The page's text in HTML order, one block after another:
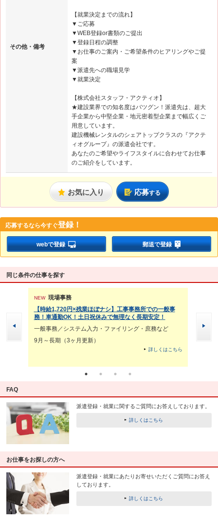
その他・備考
【就業決定までの流れ】
▼ご応募
▼WEB登録or書類のご提出
▼登録日程の調整
▼お仕事のご案内・ご希望条件のヒアリングやご提
案
▼派遣先への職場見学
▼就業決定
【株式会社スタッフ・アクティオ】
★建設業界での知名度はバツグン！派遣先は、超大
手企業から中堅企業・地元密着型企業まで幅広くご
用意しています。
建設機械レンタルのシェアトップクラスの『アクテ
ィオグループ』の派遣会社です。
あなたのご希望やライフスタイルに合わせてお仕事
のご紹介をしています。
お気に入り 応募する
応募するなら今すぐ登録！
webで登録 郵送で登録
同じ条件の仕事を探す
NEW 現場事務
【時給1,720円×残業ほぼナシ】工事事務所での一般事
務！車通勤OK！土日祝休みで無理なく長期安定！
一般事務／システム入力・ファイリング・庶務など
9月～長期（3ヶ月更新）
詳しくはこちら
一般事
FAQ
派遣登録・就業に関するご質問にお答えしております。
詳しくはこちら
お仕事をお探しの方へ
派遣登録・就業にあたりお寄せいただくご質問にお答え
しております。
詳しくはこちら